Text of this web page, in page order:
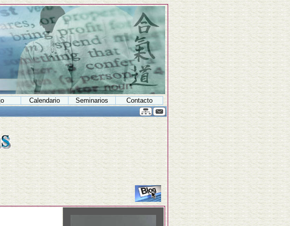
Calendario Seminarios Contacto